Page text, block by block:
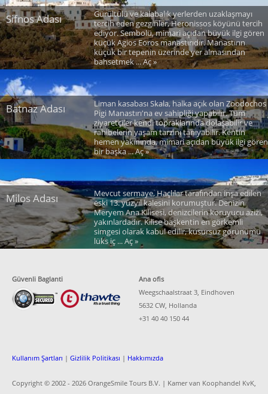
Sifnos Adası
Gürültülü ve kalabalık yerlerden uzaklaşmayı
tercih eden gezginler, Heronissos köyünü tercih
ediyor. Sembolü, mimari açıdan büyük ilgi gören
küçük Agios Eoros manastırıdır. Manastırın
küçük bir tepenin üzerinde yer almasından
bahsetmek ... Aç »
Batnaz Adası
Liman kasabası Skala, halka açık olan Zoodochos
Pigi Manastırı'na ev sahipliği yapabilir. Tüm
ziyaretçiler kendi topraklarında dolaşabilir ve
rahibelerin yaşam tarzını tanıyabilir. Kentin
hemen yakınında, mimari açıdan büyük ilgi gören
bir başka ... Aç »
Milos Adası
Mevcut sermaye, Haçlılar tarafından inşa edilen
eski 13. yüzyıl kalesini korumuştur. Denizin
Meryem Ana Kilisesi, denizcilerin koruyucu azizi,
yakınlardadır. Kilise başkentin en görkemli
simgesi olarak kabul edilir, kusursuz görünümü
lüks iç ... Aç »
Güvenli Baglanti
Ana ofis
Weegschaalstraat 3, Eindhoven
5632 CW, Hollanda
+31 40 40 150 44
Kullanım Şartları | Gizlilik Politikası | Hakkımızda
Copyright © 2002 - 2026 OrangeSmile Tours B.V. | Kamer van Koophandel KvK,